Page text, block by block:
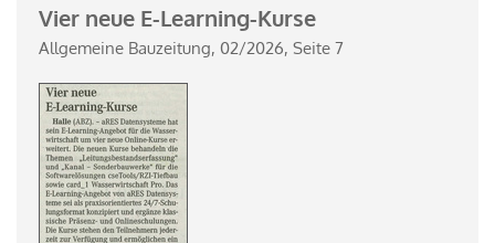
Vier neue E-Learning-Kurse
Allgemeine Bauzeitung, 02/2026, Seite 7